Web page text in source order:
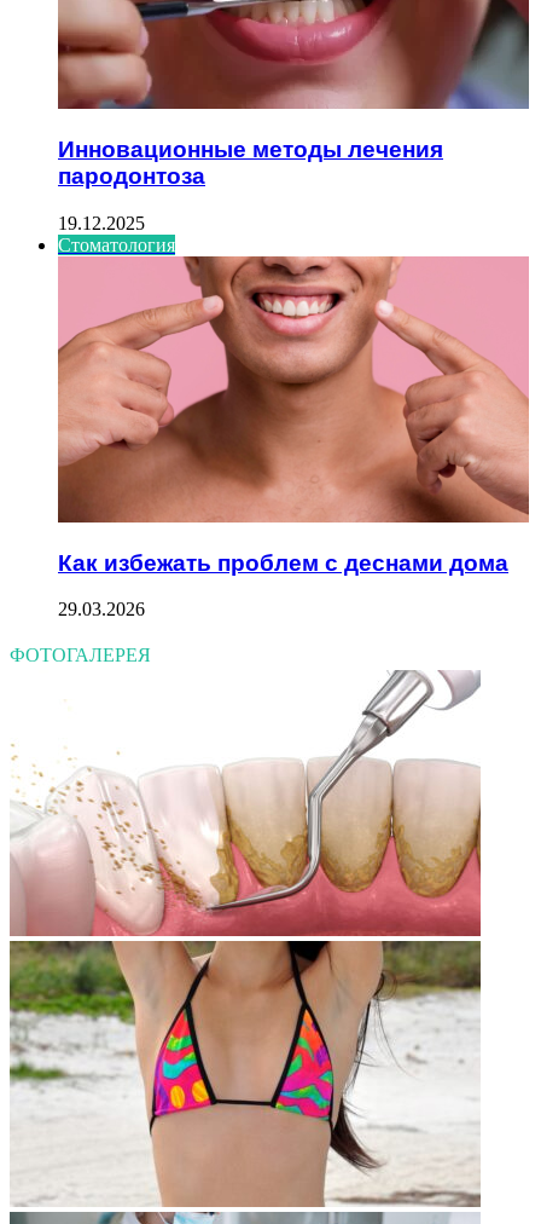
Инновационные методы лечения
пародонтоза
19.12.2025
Стоматология
Как избежать проблем с деснами дома
29.03.2026
ФОТОГАЛЕРЕЯ